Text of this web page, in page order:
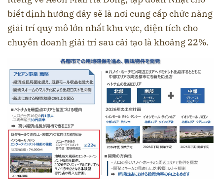
biết định hướng đây sẽ là nơi cung cấp chức năng
giải trí quy mô lớn nhất khu vực, diện tích cho
chuyên doanh giải trí sau cải tạo là khoảng 22%.